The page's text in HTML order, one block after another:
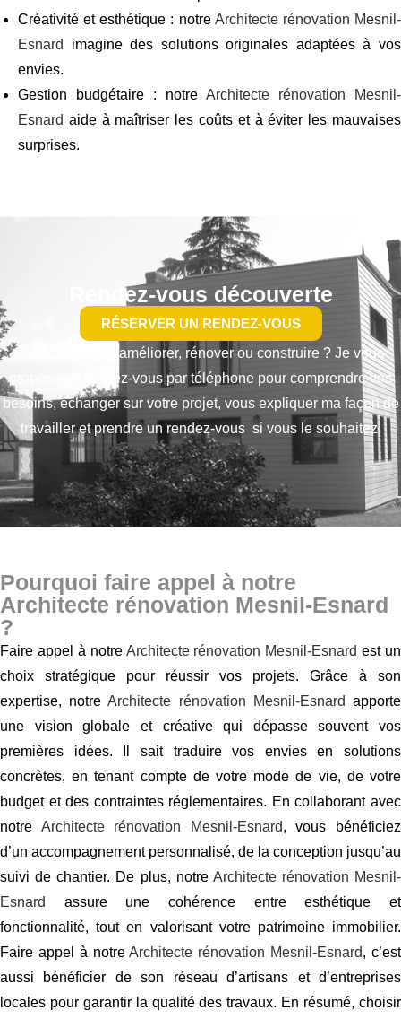
Créativité et esthétique : notre Architecte rénovation Mesnil-
Esnard
imagine des solutions originales adaptées à vos
envies.
Gestion budgétaire : notre Architecte rénovation Mesnil-
Esnard aide à maîtriser les coûts et à éviter les mauvaises
surprises.
Rendez-vous découverte
RÉSERVER UN RENDEZ-VOUS
Vous souhaitez améliorer, rénover ou construire ? Je vous
propose un rendez-vous par téléphone pour comprendre vos
besoins,échanger sur votre projet, vous expliquer ma façon de
travailler et prendre un rendez-vous si vous le souhaitez.
Pourquoi faire appel à notre
Architecte rénovation Mesnil-Esnard
?
Faire appel à notre Architecte rénovation Mesnil-Esnard est un
choix stratégique pour réussir vos projets. Grâce à son
expertise, notreArchitecte rénovation Mesnil-Esnard apporte
une vision globale et créative qui dépasse souvent vos
premières idées. Il sait traduire vos envies en solutions
concrètes, en tenant compte de votre mode de vie, de votre
budget et des contraintes réglementaires. En collaborant avec
notre Architecte rénovation Mesnil-Esnard, vous bénéficiez
d’un accompagnement personnalisé, de la conception jusqu’au
suivi de chantier. De plus, notre Architecte rénovation Mesnil-
Esnard
assure une cohérence entre esthétique et
fonctionnalité, tout en valorisant votre patrimoine immobilier.
Faire appel à notreArchitecte rénovation Mesnil-Esnard, c’est
aussi bénéficier de son réseau d’artisans et d’entreprises
locales pour garantir la qualité des travaux. En résumé, choisir